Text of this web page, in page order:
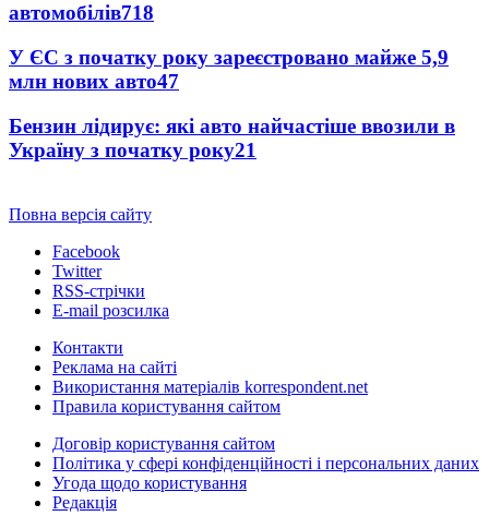
автомобілів718
У ЄС з початку року зареєстровано майже 5,9
млн нових авто47
Бензин лідирує: які авто найчастіше ввозили в
Україну з початку року21
Повна версія сайту
Facebook
Twitter
RSS-стрічки
E-mail розсилка
Контакти
Реклама на сайті
Використання матеріалів korrespondent.net
Правила користування сайтом
Договір користування сайтом
Політика у сфері конфіденційності і персональних даних
Угода щодо користування
Редакція